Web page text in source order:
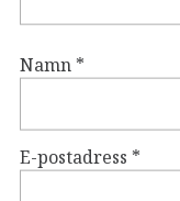
Namn *
E-postadress *